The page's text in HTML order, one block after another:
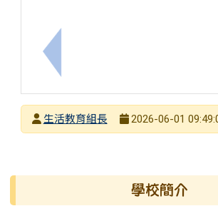
上一筆：【轉知訊息】2026 夏
發布者
生活教育組長
2026-06-01
左邊區域內容 學校簡介